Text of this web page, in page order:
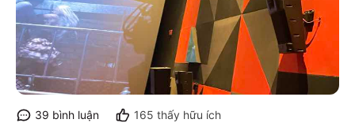
39 bình luận 165 thấy hữu ích